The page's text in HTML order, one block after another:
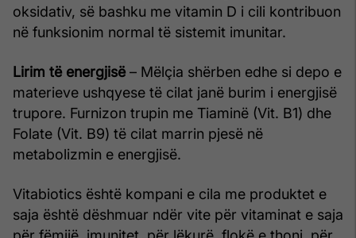
oksidativ, së bashku me vitamin D i cili kontribuon
në funksionim normal të sistemit imunitar.
Lirim të energjisë – Mëlçia shërben edhe si depo e
materieve ushqyese të cilat janë burim i energjisë
trupore. Furnizon trupin me Tiaminë (Vit. B1) dhe
Folate (Vit. B9) të cilat marrin pjesë në
metabolizmin e energjisë.
Vitabiotics është kompani e cila me produktet e
saja është dëshmuar ndër vite për vitaminat e saja